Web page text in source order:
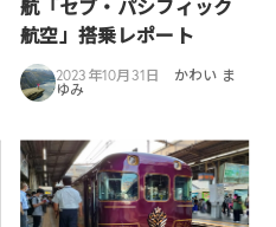
航「セブ・パシフィック
航空」搭乗レポート
2023年10月31日
かわい ま
ゆみ